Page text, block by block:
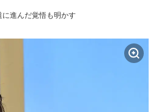
進んだ覚悟も明かす